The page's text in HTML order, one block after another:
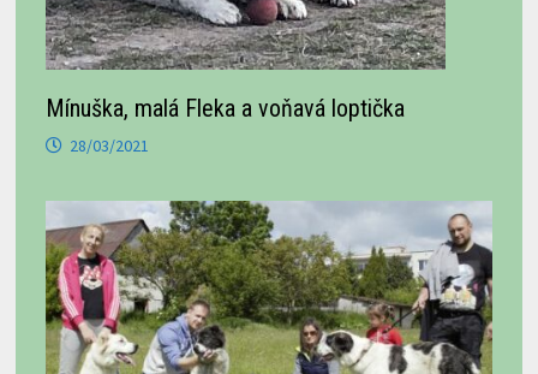
Mínuška, malá Fleka a voňavá loptička
28/03/2021